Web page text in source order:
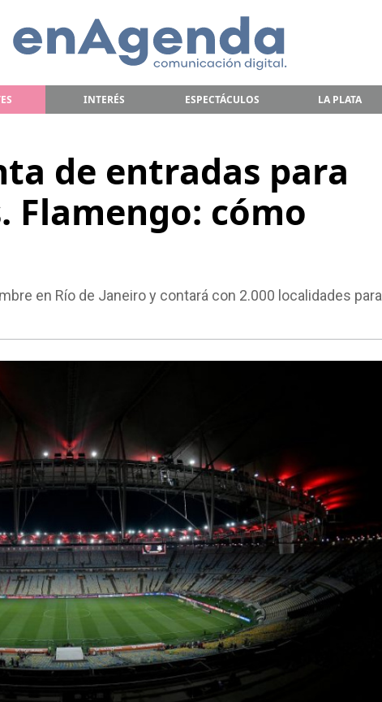
INTERÉS ESPECTÁCULOS LA PLATA
de entradas para
Flamengo: cómo
en Río de Janeiro y contará con 2.000 localidades para